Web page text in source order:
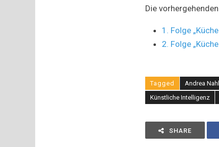
Die
1. Folge
2. Folge
Tagged
Andrea
Künstliche Intelligenz
SHARE